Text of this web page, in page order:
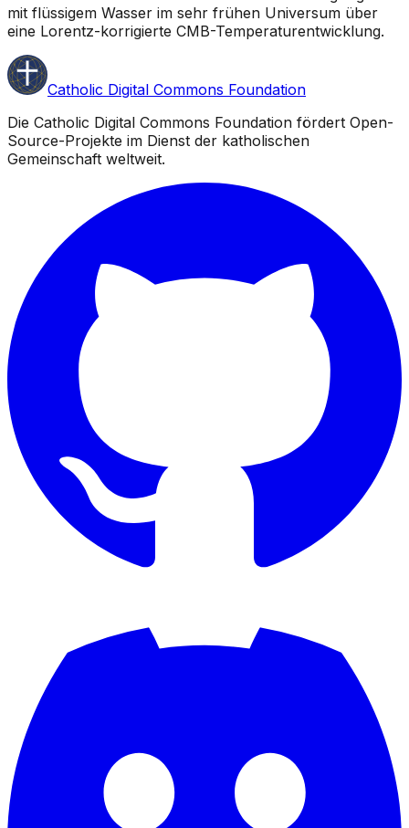
mit flüssigem Wasser im sehr frühen Universum über
eine Lorentz-korrigierte CMB-Temperaturentwicklung.
Catholic Digital Commons Foundation
Die Catholic Digital Commons Foundation fördert Open-
Source-Projekte im Dienst der katholischen
Gemeinschaft weltweit.